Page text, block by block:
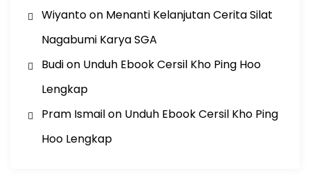
Wiyantoon Menanti Kelanjutan Cerita Silat
Nagabumi Karya SGA
Budion Unduh Ebook Cersil Kho Ping Hoo
Lengkap
Pram Ismailon Unduh Ebook Cersil Kho Ping
Hoo Lengkap